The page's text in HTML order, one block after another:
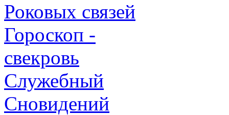
Роковых связей
Гороскоп -
свекровь
Служебный
Сновидений